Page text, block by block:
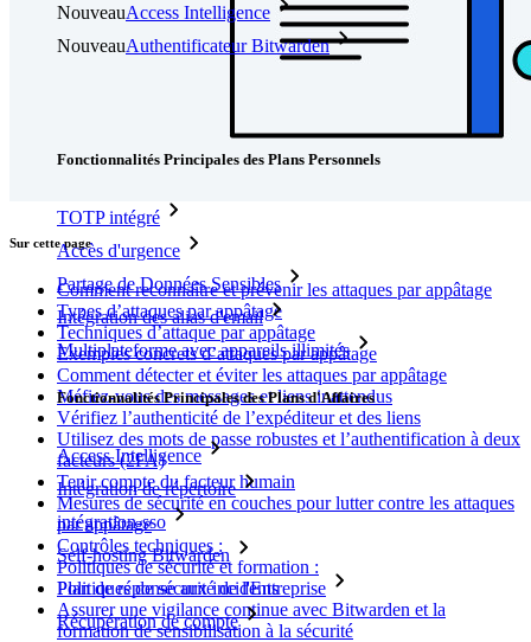
NouveauAccess Intelligence
NouveauAuthentificateur Bitwarden
Fonctionnalités Principales des Plans Personnels
TOTP intégré
Accès d'urgence
Partage de Données Sensibles
Intégration des alias d'email
Multiplateforme avec appareils illimités
Fonctionnalités Principales des Plans d'Affaires
Access Intelligence
Intégration de répertoire
intégration-sso
Self-hosting Bitwarden
Politiques de sécurité de l'Entreprise
Récupération de compte
Sur cette page
Comment reconnaître et prévenir les attaques par appâtage
Types d’attaques par appâtage
Techniques d’attaque par appâtage
Exemples concrets d’attaques par appâtage
Comment détecter et éviter les attaques par appâtage
Méfiez-vous des messages et liens inattendus
Vérifiez l’authenticité de l’expéditeur et des liens
Utilisez des mots de passe robustes et l’authentification à deux
facteurs (2FA)
Tenir compte du facteur humain
Mesures de sécurité en couches pour lutter contre les attaques
par appâtage
Contrôles techniques :
Politiques de sécurité et formation :
Plan de réponse aux incidents
Assurer une vigilance continue avec Bitwarden et la
formation de sensibilisation à la sécurité